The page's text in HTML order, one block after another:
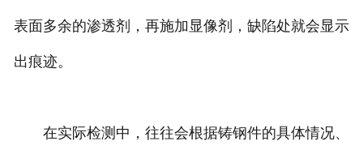
表面多余的渗透剂，再施加显像剂，缺陷处就会显示
出痕迹。
在实际检测中，往往会根据铸钢件的具体情况、